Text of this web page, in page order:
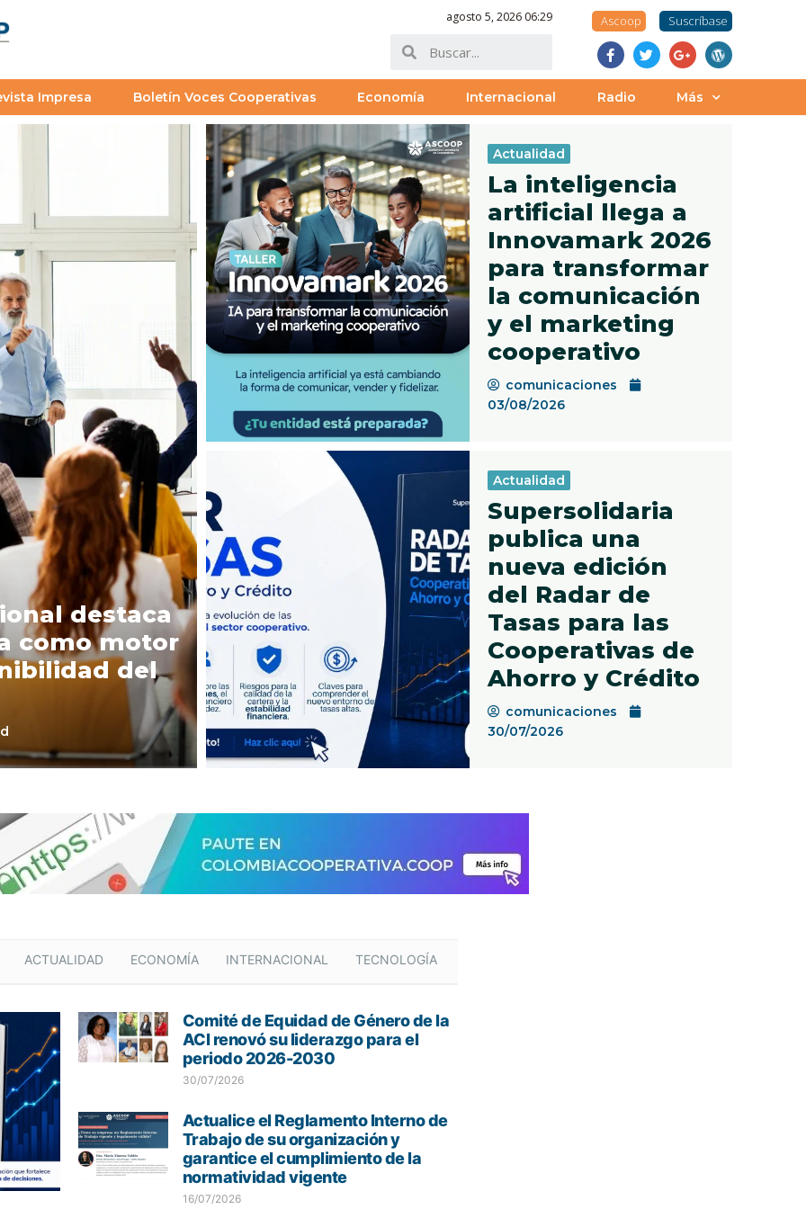
agosto 5, 2026 06:29 Ascoop Suscríbase
Impresa Boletín Voces Cooperativas Economía Internacional Radio Más
destaca
como motor
del
Actualidad
La inteligencia
artificial llega a
Innovamark 2026
para transformar
la comunicación
y el marketing
cooperativo
comunicaciones
03/08/2026
Actualidad
Supersolidaria
publica una
nueva edición
del Radar de
Tasas para las
Cooperativas de
Ahorro y Crédito
comunicaciones
30/07/2026
ACTUALIDAD ECONOMÍA INTERNACIONAL TECNOLOGÍA
Comité de Equidad de Género de la
ACI renovó su liderazgo para el
periodo 2026-2030
30/07/2026
Actualice el Reglamento Interno de
Trabajo de su organización y
garantice el cumplimiento de la
normatividad vigente
16/07/2026